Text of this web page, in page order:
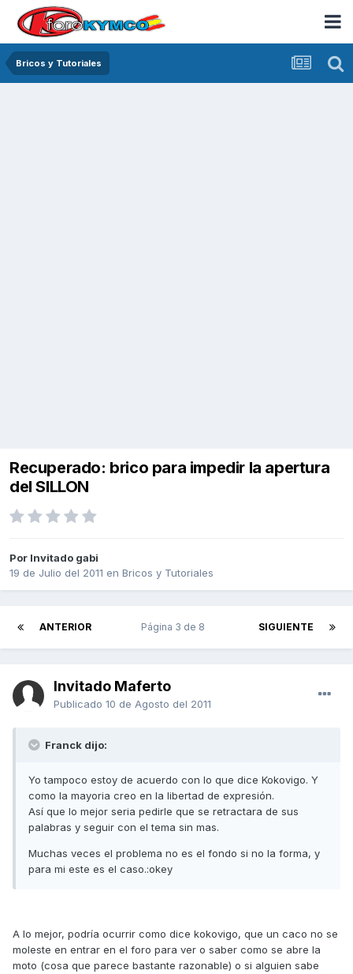
Bricos y Tutoriales
Recuperado: brico para impedir la apertura
del SILLON
Por Invitado gabi
19 de Julio del 2011 en Bricos y Tutoriales
ANTERIOR SIGUIENTE
Página 3 de 8
Invitado Maferto
Publicado 10 de Agosto del 2011
Franck dijo:
Yo tampoco estoy de acuerdo con lo que dice Kokovigo. Y
como la mayoria creo en la libertad de expresión.
Así que lo mejor seria pedirle que se retractara de sus
palabras y seguir con el tema sin mas.
Muchas veces el problema no es el fondo si no la forma, y
para mi este es el caso.:okey
A lo mejor, podría ocurrir como dice kokovigo, que un caco no se
moleste en entrar en el foro para ver o saber como se abre la
moto (cosa que parece bastante razonable) o si alguien sabe